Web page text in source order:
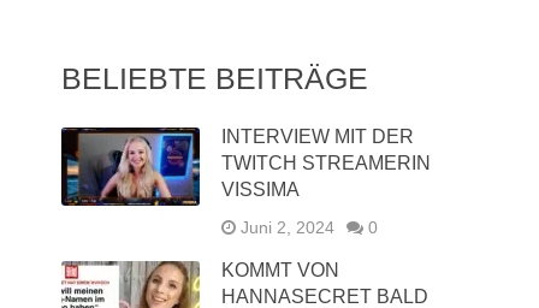
BELIEBTE BEITRÄGE
INTERVIEW MIT DER
TWITCH STREAMERIN
VISSIMA
Juni 2, 2024 0
KOMMT VON
HANNASECRET BALD